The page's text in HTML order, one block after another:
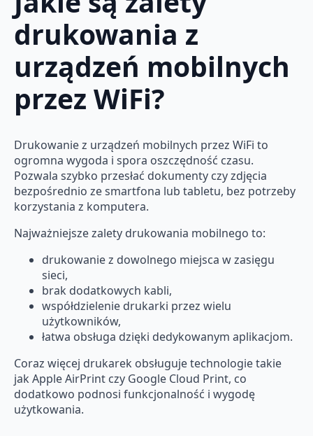
drukowania z
urządzeń mobilnych
przez WiFi?
Drukowanie z urządzeń mobilnych przez WiFi to
ogromna wygoda i spora oszczędność czasu.
Pozwala szybko przesłać dokumenty czy zdjęcia
bezpośrednio ze smartfona lub tabletu, bez potrzeby
korzystania z komputera.
Najważniejsze zalety drukowania mobilnego to:
drukowanie z dowolnego miejsca w zasięgu
sieci,
brak dodatkowych kabli,
współdzielenie drukarki przez wielu
użytkowników,
łatwa obsługa dzięki dedykowanym aplikacjom.
Coraz więcej drukarek obsługuje technologie takie
jak Apple AirPrint czy Google Cloud Print, co
dodatkowo podnosi funkcjonalność i wygodę
użytkowania.